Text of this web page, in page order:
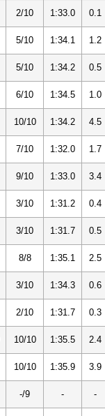
2/10 1:33.0 0.1
5/10 1:34.1 1.2
5/10 1:34.2 0.5
6/10 1:34.5 1.0
10/10 1:34.2 4.5
7/10 1:32.0 1.7
9/10 1:33.0 3.4
3/10 1:31.2 0.4
3/10 1:31.7 0.5
8/8 1:35.1 2.5
3/10 1:34.3 0.6
2/10 1:31.7 0.3
10/10 1:35.5 2.4
10/10 1:35.9 3.9
-/9 - -